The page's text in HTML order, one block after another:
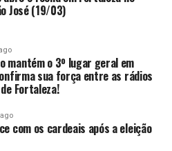
José (19/03)
mantém o 3º lugar geral em
sua força entre as rádios
Fortaleza!
com os cardeais após a eleição